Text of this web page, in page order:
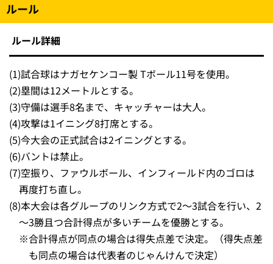
ルール
ルール詳細
(1)試合球はナガセケンコー製 Tボール11号を使用。
(2)塁間は12メートルとする。
(3)守備は選手8名まで、キャッチャーは大人。
(4)攻撃は1イニング8打席とする。
(5)今大会の正式試合は2イニングとする。
(6)バントは禁止。
(7)空振り、ファウルボール、インフィールド内のゴロは
再度打ち直し。
(8)本大会は各グループのリンク方式で2～3試合を行い、2
～3勝且つ合計得点が多いチームを優勝とする。
※合計得点が同点の場合は得失点差で決定。（得失点差
も同点の場合は代表者のじゃんけんで決定）